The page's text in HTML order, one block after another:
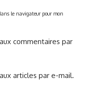
le navigateur pour mon
commentaires par
articles par e-mail.